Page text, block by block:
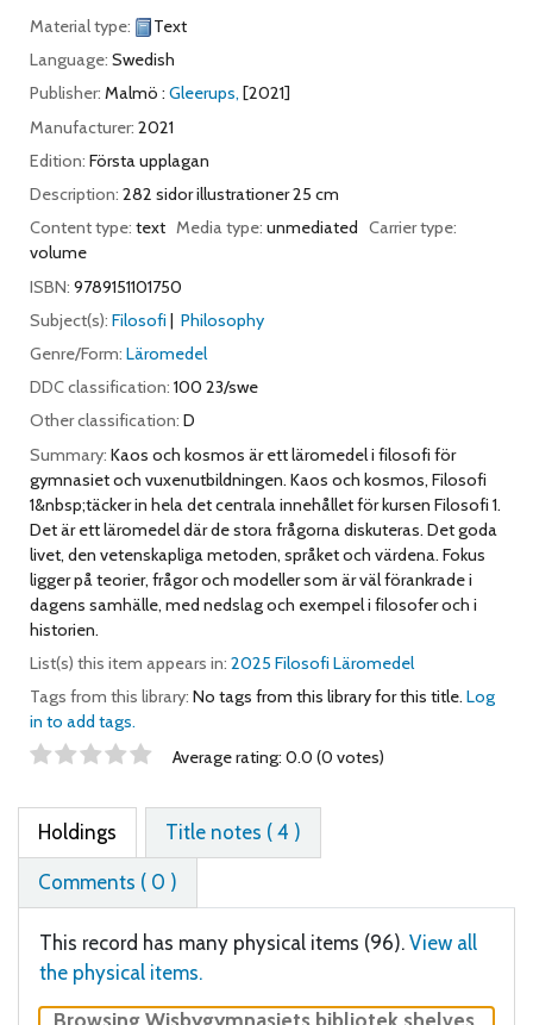
Material type:
Text
Language: Swedish
Publisher: Malmö : Gleerups, [2021]
Manufacturer: 2021
Edition: Första upplagan
Description: 282 sidor illustrationer 25 cm
Content type: text Media type: unmediated Carrier type:
volume
ISBN: 9789151101750
Subject(s): Filosofi
Philosophy
Genre/Form: Läromedel
DDC classification: 100 23/swe
Other classification: D
Summary: Kaos och kosmos är ett läromedel i filosofi för
gymnasiet och vuxenutbildningen. Kaos och kosmos, Filosofi
1&nbsp;täcker in hela det centrala innehållet för kursen Filosofi 1.
Det är ett läromedel där de stora frågorna diskuteras. Det goda
livet, den vetenskapliga metoden, språket och värdena. Fokus
ligger på teorier, frågor och modeller som är väl förankrade i
dagens samhälle, med nedslag och exempel i filosofer och i
historien.
List(s) this item appears in: 2025 Filosofi Läromedel
Tags from this library: No tags from this library for this title. Log
in to add tags.
Star ratings Average rating: 0.0 (0 votes)
Holdings Title notes ( 4 )
Comments ( 0 )
This record has many physical items (96). View all
the physical items.
Browsing Wisbygymnasiets bibliotek shelves